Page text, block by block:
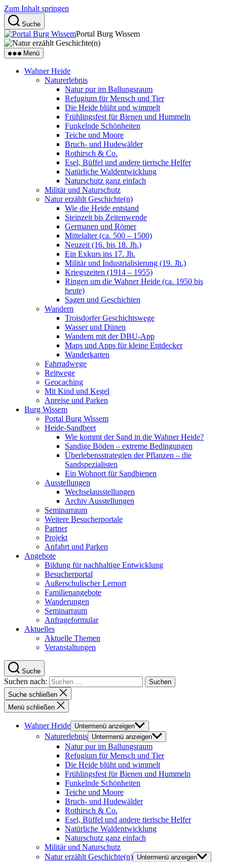
Zum Inhalt springen
Suche
Portal Burg Wissem
Menü
Wahner Heide
Naturerlebnis
Natur pur im Ballungsraum
Refugium für Mensch und Tier
Die Heide blüht und wimmelt
Frühlingsfest für Bienen und Hummeln
Funkelnde Schönheiten
Teiche und Moore
Bruch- und Hudewälder
Rothirsch & Co.
Esel, Büffel und andere tierische Helfer
Natürliche Waldentwicklung
Naturschutz ganz einfach
Militär und Naturschutz
Natur erzählt Geschichte(n)
Wie die Heide entstand
Steinzeit bis Zeitenwende
Germanen und Römer
Mittelalter (ca. 500 – 1500)
Neuzeit (16. bis 18. Jh.)
Ein Exkurs ins 17. Jh.
Militär und Industrialisierung (19. Jh.)
Kriegszeiten (1914 – 1955)
Ringen um die Wahner Heide (ca. 1950 bis
heute)
Sagen und Geschichten
Wandern
Troisdorfer Geschichtswege
Wasser und Dünen
Wandern mit der DBU-App
Maps und Apps für kleine Entdecker
Wanderkarten
Fahrradwege
Reitwege
Geocaching
Mit Kind und Kegel
Anreise und Parken
Burg Wissem
Portal Burg Wissem
Heide-Sandbeet
Wie kommt der Sand in die Wahner Heide?
Sandige Böden – extreme Bedingungen
Überlebensstrategien der Pflanzen – die
Sandspezialisten
Ein Wohnort für Sandbienen
Ausstellungen
Wechselausstellungen
Archiv Ausstellungen
Seminarraum
Weitere Besucherportale
Partner
Projekt
Anfahrt und Parken
Angebote
Bildung für nachhaltige Entwicklung
Besucherportal
Außerschulischer Lernort
Familienangebote
Wanderungen
Seminarraum
Anfrageformular
Aktuelles
Aktuelle Themen
Veranstaltungen
Suche
Suchen nach:
Suche schließen
Menü schließen
Wahner Heide Untermenü anzeigen
Naturerlebnis Untermenü anzeigen
Natur pur im Ballungsraum
Refugium für Mensch und Tier
Die Heide blüht und wimmelt
Frühlingsfest für Bienen und Hummeln
Funkelnde Schönheiten
Teiche und Moore
Bruch- und Hudewälder
Rothirsch & Co.
Esel, Büffel und andere tierische Helfer
Natürliche Waldentwicklung
Naturschutz ganz einfach
Militär und Naturschutz
Natur erzählt Geschichte(n) Untermenü anzeigen